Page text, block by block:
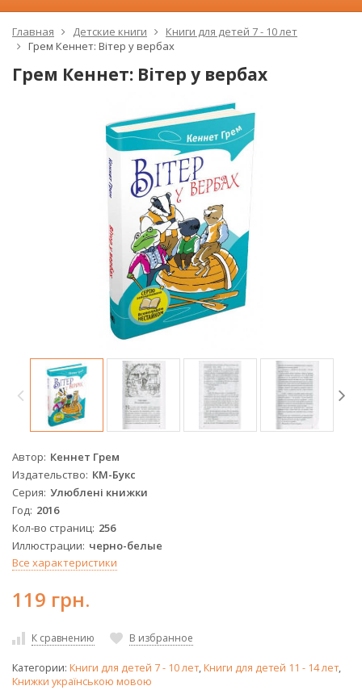
Главная Детские книги
Книги для детей 7 - 10 лет
Грем Кеннет: Вітер у вербах
Грем Кеннет: Вітер у вербах
Автор Кеннет Грем
Издательство КМ-Букс
Серия Улюблені книжки
Год 2016
Кол-во страниц 256
Иллюстрации черно-белые
Все характеристики
119 грн.
К сравнению В избранное
Категории: Книги для детей 7 - 10 лет,Книги для детей 11 - 14 лет,
Книжки українською мовою